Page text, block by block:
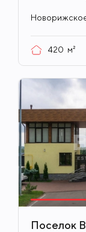
420 м²
Поселок